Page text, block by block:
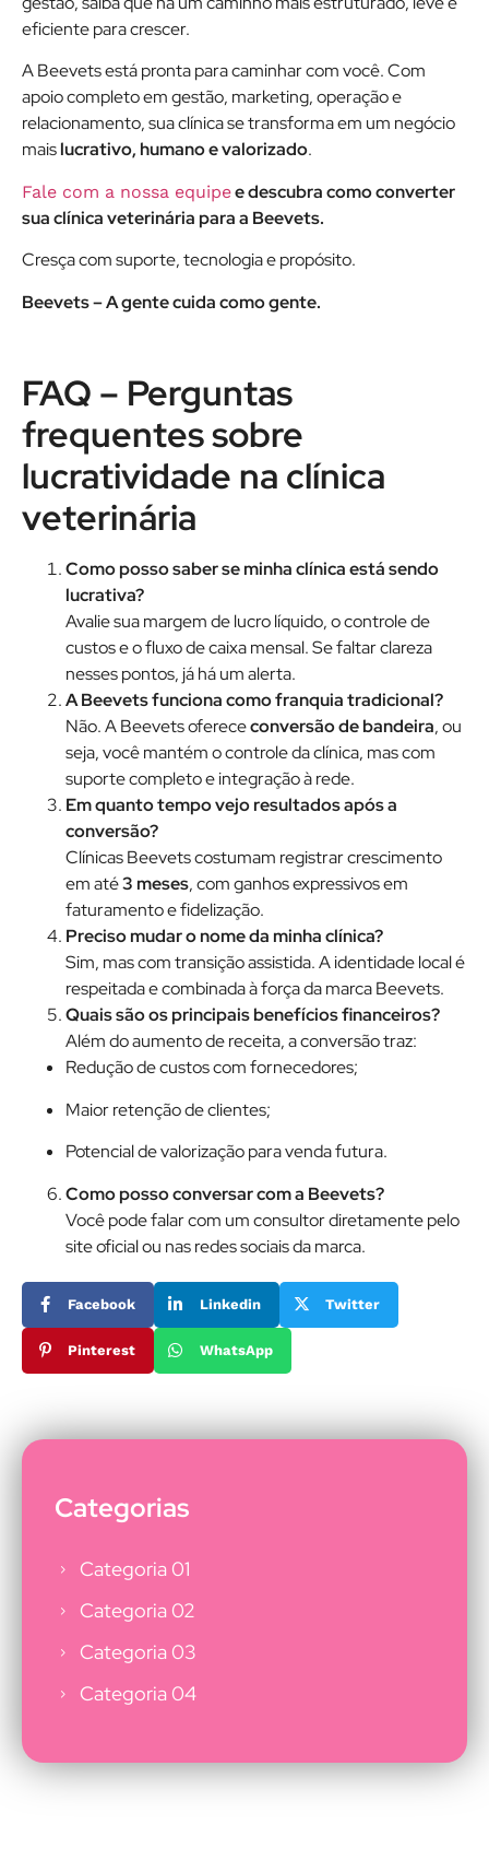
eficiente para crescer.
A Beevets está pronta para caminhar com você. Com
apoio completo em gestão, marketing, operação e
relacionamento, sua clínica se transforma em um negócio
maislucrativo, humano e valorizado.
Fale com a nossa equipee descubra como converter
sua clínica veterinária para a Beevets.
Cresça com suporte, tecnologia e propósito.
Beevets – A gente cuida como gente.
FAQ – Perguntas
frequentes sobre
lucratividade na clínica
veterinária
Como posso saber se minha clínica está sendo
lucrativa?
Avalie sua margem de lucro líquido, o controle de
custos e o fluxo de caixa mensal. Se faltar clareza
nesses pontos, já há um alerta.
A Beevets funciona como franquia tradicional?
Não. A Beevets oferececonversão de bandeira, ou
seja, você mantém o controle da clínica, mas com
suporte completo e integração à rede.
Em quanto tempo vejo resultados após a
conversão?
Clínicas Beevets costumam registrar crescimento
em até3 meses, com ganhos expressivos em
faturamento e fidelização.
Preciso mudar o nome da minha clínica?
Sim, mas com transição assistida. A identidade local é
respeitada e combinada à força da marca Beevets.
Quais são os principais benefícios financeiros?
Além do aumento de receita, a conversão traz:
Redução de custos com fornecedores;
Maior retenção de clientes;
Potencial de valorização para venda futura.
Como posso conversar com a Beevets?
Você pode falar com um consultor diretamente pelo
site oficial ou nas redes sociais da marca.
Facebook Linkedin Twitter
Pinterest WhatsApp
Categorias
Categoria 01
Categoria 02
Categoria 03
Categoria 04